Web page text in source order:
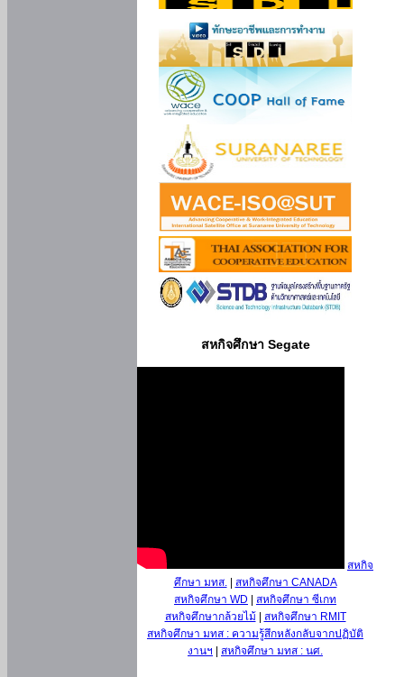
สหกิจศึกษา Segate
สหกิจ
ศึกษา มทส.| สหกิจศึกษา CANADA
สหกิจศึกษา WD
สหกิจศึกษา ซีเกท
สหกิจศึกษากล้วยไม้
สหกิจศึกษา RMIT
สหกิจศึกษา มทส : ความรู้สึกหลังกลับจากปฏิบัติ
งานฯ
สหกิจศึกษา มทส : นศ.